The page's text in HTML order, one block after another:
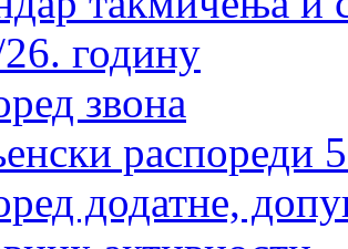
годину
звона
распореди
додатне,